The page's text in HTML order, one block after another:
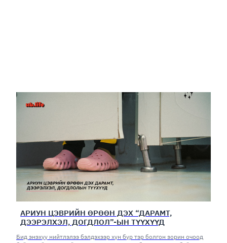
АРИУН ЦЭВРИЙН ӨРӨӨН ДЭХ “ДАРАМТ,
ДЭЭРЭЛХЭЛ, ДОГДЛОЛ”-ЫН ТҮҮХҮҮД
Бид энэхүү нийтлэлээ бэлдэхээр хүн бүр тэр болгон зорин очоод